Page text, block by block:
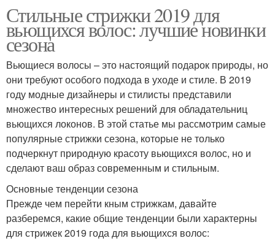
Стильные стрижки 2019 для
вьющихся волос: лучшие новинки
сезона
Вьющиеся волосы – это настоящий подарок природы, но
они требуют особого подхода в уходе и стиле. В 2019
году модные дизайнеры и стилисты представили
множество интересных решений для обладательниц
вьющихся локонов. В этой статье мы рассмотрим самые
популярные стрижки сезона, которые не только
подчеркнут природную красоту вьющихся волос, но и
сделают ваш образ современным и стильным.
Основные тенденции сезона
Прежде чем перейти кным стрижкам, давайте
разберемся, какие общие тенденции были характерны
для стрижек 2019 года для вьющихся волос: